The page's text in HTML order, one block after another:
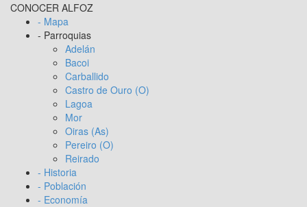
CONOCER ALFOZ
- Mapa
- Parroquias
Adelán
Bacoi
Carballido
Castro de Ouro (O)
Lagoa
Mor
Oiras (As)
Pereiro (O)
Reirado
- Historia
- Población
- Economía